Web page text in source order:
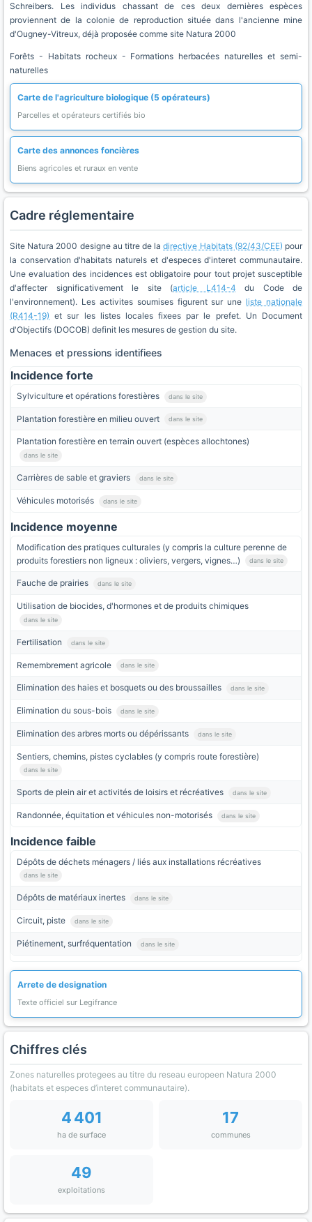
Schreibers. Les individus chassant de ces deux dernières espèces
proviennent de la colonie de reproduction située dans l'ancienne mine
d'Ougney-Vitreux, déjà proposée comme site Natura 2000
Forêts - Habitats rocheux - Formations herbacées naturelles et semi-
naturelles
Carte de l'agriculture biologique (5 opérateurs)
Parcelles et opérateurs certifiés bio
Carte des annonces foncières
Biens agricoles et ruraux en vente
Cadre réglementaire
Site Natura 2000 designe au titre de ladirective Habitats (92/43/CEE) pour
la conservation d'habitats naturels et d'especes d'interet communautaire.
Une evaluation des incidences est obligatoire pour tout projet susceptible
d'affecter significativement le site (article L414-4 du Code de
l'environnement). Les activites soumises figurent sur une liste nationale
(R414-19) et sur les listes locales fixees par le prefet. Un Document
d'Objectifs (DOCOB) definit les mesures de gestion du site.
Menaces et pressions identifiees
Incidence forte
Sylviculture et opérations forestières dans le site
Plantation forestière en milieu ouvert dans le site
Plantation forestière en terrain ouvert (espèces allochtones)
dans le site
Carrières de sable et graviers dans le site
Véhicules motorisés dans le site
Incidence moyenne
Modification des pratiques culturales (y compris la culture perenne de
produits forestiers non ligneux : oliviers, vergers, vignes…)
dans le site
Fauche de prairies dans le site
Utilisation de biocides, d'hormones et de produits chimiques
dans le site
Fertilisation dans le site
Remembrement agricole dans le site
Elimination des haies et bosquets ou des broussailles dans le site
Elimination du sous-bois dans le site
Elimination des arbres morts ou dépérissants dans le site
Sentiers, chemins, pistes cyclables (y compris route forestière)
dans le site
Sports de plein air et activités de loisirs et récréatives dans le site
Randonnée, équitation et véhicules non-motorisés dans le site
Incidence faible
Dépôts de déchets ménagers / liés aux installations récréatives
dans le site
Dépôts de matériaux inertes dans le site
Circuit, piste dans le site
Piétinement, surfréquentation dans le site
Arrete de designation
Texte officiel sur Legifrance
Chiffres clés
Zones naturelles protegees au titre du reseau europeen Natura 2000
(habitats et especes d’interet communautaire).
4 401
ha de surface
17
communes
49
exploitations